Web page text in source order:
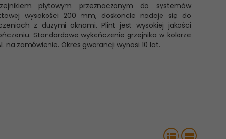
płytowym przeznaczonym do systemów
wysokości 200 mm, doskonale nadaje się do
z dużymi oknami. Plint jest wysokiej jakości
Standardowe wykończenie grzejnika w kolorze
na zamówienie. Okres gwarancji wynosi 10 lat.